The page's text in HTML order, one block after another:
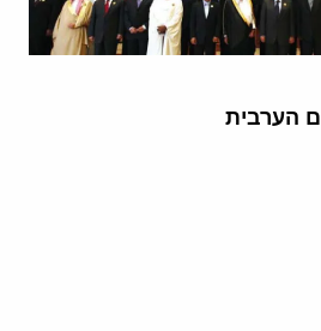
הערבית